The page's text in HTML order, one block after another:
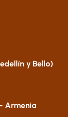
y Bello)
Armenia